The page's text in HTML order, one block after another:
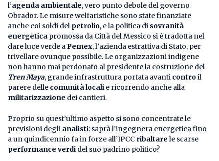
l’agenda ambientale, vero punto debole del governo
Obrador. Le misure welfaristiche sono state finanziate
anche coi soldi del petrolio, e la politica di sovranità
energetica promossa da Città del Messico si è tradotta nel
dare luce verde aPemex, l’azienda estrattiva di Stato, per
trivellare ovunque possibile. Le organizzazioni indigene
non hanno mai perdonato al presidente la costruzione del
Tren Maya, grande infrastruttura portata avanti controil
parere delle comunità locali e ricorrendo anche alla
militarizzazione dei cantieri.
Proprio su quest’ultimo aspetto si sono concentrate le
previsioni degli analisti: saprà l’ingegnera energetica fino
a un quindicennio fa in forze all’IPCC ribaltarele scarse
performance verdi del suo padrino politico?